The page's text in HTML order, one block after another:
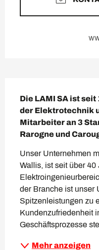
Die LAMI SA ist
der Elektrotechnik
Mitarbeiter an 3
Rarogne und
Unser Unternehmen
Wallis, ist seit über 40
der Branche ist unser
Spitzenleistungen zu
Kundenzufriedenheit
Geschäftsprozesse
Mehr anzeigen